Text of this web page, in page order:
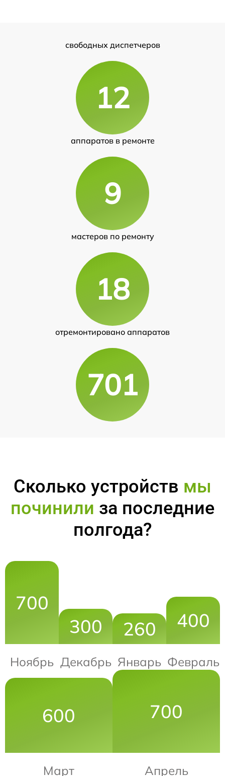
свободных диспетчеров
12
аппаратов в ремонте
9
мастеров по ремонту
18
отремонтировано аппаратов
701
Сколько устройств мы
починили за последние
полгода?
700
Ноябрь
300
Декабрь
260
Январь
400
Февраль
600
Март
700
Апрель